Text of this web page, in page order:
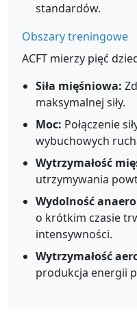
standardów.
Obszary treningowe
ACFT mierzy pięć
Siła mięśniowa:
maksymalnej siły.
Moc: Połączenie
wybuchowych
Wytrzymałość
utrzymywania
Wydolność
o krótkim czasie
intensywności.
Wytrzymałość
produkcja energii